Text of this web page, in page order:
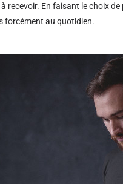
recevoir. En faisant le choix de
forcément au quotidien.